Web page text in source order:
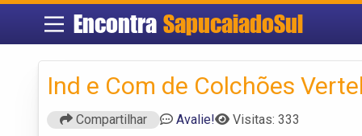
Encontra SapucaiadoSul
Ind e Com de Colchões
Compartilhar Avalie! Visitas: 333